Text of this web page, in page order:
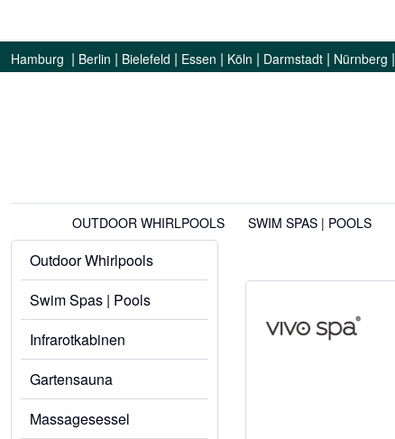
Hamburg | Berlin | Bielefeld | Essen | Köln | Darmstadt | Nürnberg |
OUTDOOR WHIRLPOOLS SWIM SPAS | POOLS
Outdoor Whirlpools
Swim Spas | Pools
Infrarotkabinen
Gartensauna
Massagesessel